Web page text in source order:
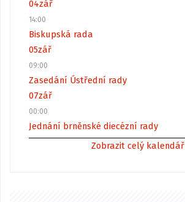
04zář
14:00
Biskupská rada
05zář
09:00
Zasedání Ústřední rady
07zář
00:00
Jednání brněnské diecézní rady
Zobrazit celý kalendář